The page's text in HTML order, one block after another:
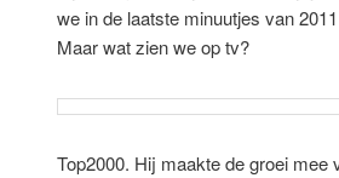
we in de laatste minuutjes van
Maar wat zien we op tv?
Top2000. Hij maakte de groei mee